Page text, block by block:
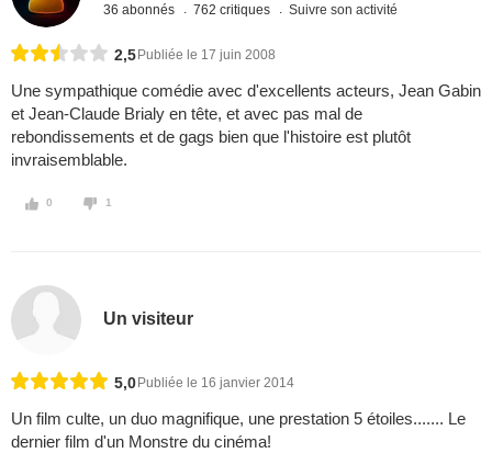
36 abonnés 762 critiques Suivre son activité
2,5 Publiée le 17 juin 2008
Une sympathique comédie avec d'excellents acteurs, Jean Gabin
et Jean-Claude Brialy en tête, et avec pas mal de
rebondissements et de gags bien que l'histoire est plutôt
invraisemblable.
0 1
Un visiteur
5,0 Publiée le 16 janvier 2014
Un film culte, un duo magnifique, une prestation 5 étoiles....... Le
dernier film d'un Monstre du cinéma!